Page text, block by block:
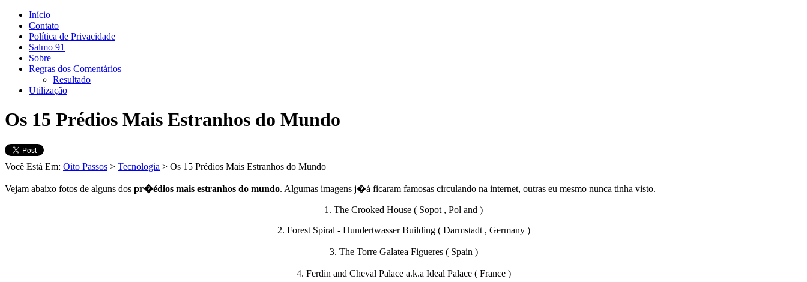
Início
Contato
Política de Privacidade
Salmo 91
Sobre
Regras dos Comentários
Resultado
Utilização
Os 15 Prédios Mais Estranhos do Mundo
Você Está Em: Oito Passos > Tecnologia > Os 15 Prédios Mais Estranhos do Mundo
Vejam abaixo fotos de alguns dos pr�édios mais estranhos do mundo. Algumas imagens j�á ficaram famosas circulando na internet, outras eu mesmo nunca tinha visto.
1. The Crooked House ( Sopot , Pol and )
2. Forest Spiral - Hundertwasser Building ( Darmstadt , Germany )
3. The Torre Galatea Figueres ( Spain )
4. Ferdin and Cheval Palace a.k.a Ideal Palace ( France )